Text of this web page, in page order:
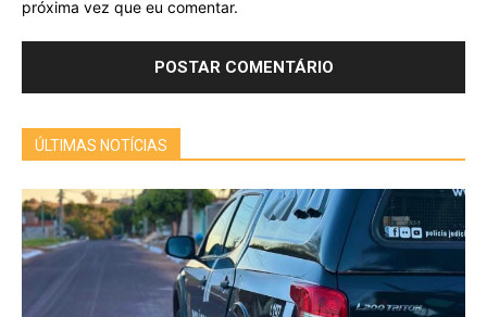
próxima vez que eu comentar.
ÚLTIMAS NOTÍCIAS